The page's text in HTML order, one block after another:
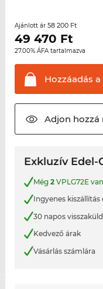
Ajánlott ár 58 200 Ft
49 470 Ft
27.00% ÁFA tartalmazva
Hozzáadás a
Adjon hozzá
Exkluzív
Még 2VPLG72E
Ingyenes kiszállítás
30 napos
Kedvező árak
Vásárlás számlára